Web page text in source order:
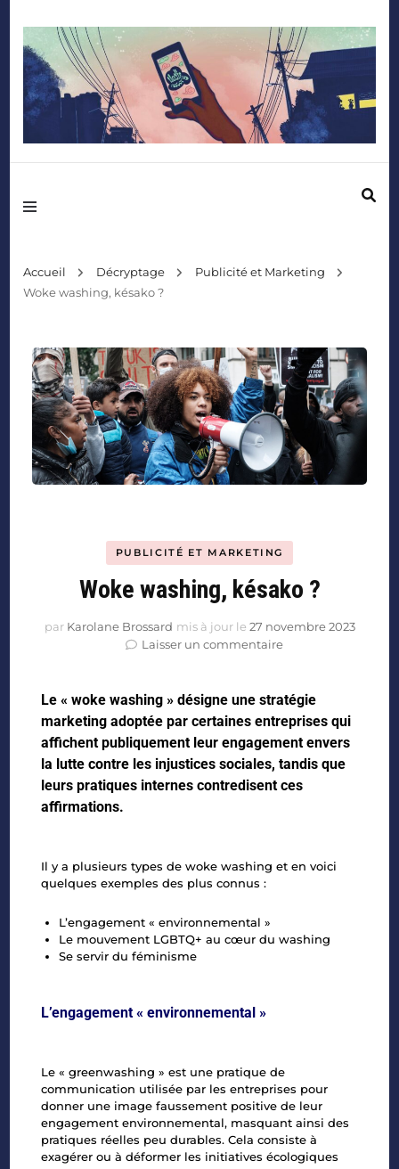
Accueil Décryptage
Publicité et Marketing
Woke washing, késako ?
PUBLICITÉ ET MARKETING
Woke washing, késako ?
par Karolane Brossard mis à jour le 27 novembre 2023
Laisser un commentaire
Le « woke washing » désigne une stratégie
marketing adoptée par certaines entreprises qui
affichent publiquement leur engagement envers
la lutte contre les injustices sociales, tandis que
leurs pratiques internes contredisent ces
affirmations.
Il y a plusieurs types de woke washing et en voici
quelques exemples des plus connus :
L’engagement « environnemental »
Le mouvement LGBTQ+ au cœur du washing
Se servir du féminisme
L’engagement « environnemental »
Le « greenwashing » est une pratique de
communication utilisée par les entreprises pour
donner une image faussement positive de leur
engagement environnemental, masquant ainsi des
pratiques réelles peu durables. Cela consiste à
exagérer ou à déformer les initiatives écologiques